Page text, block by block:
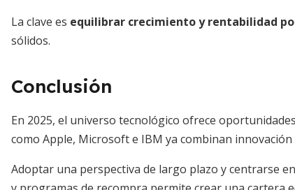
La clave es equilibrar crecimiento y rentabilidad
sólidos.
Conclusión
En 2025, el universo tecnológico ofrece
como Apple, Microsoft e IBM ya combinan
Adoptar una perspectiva de largo plazo y centrarse